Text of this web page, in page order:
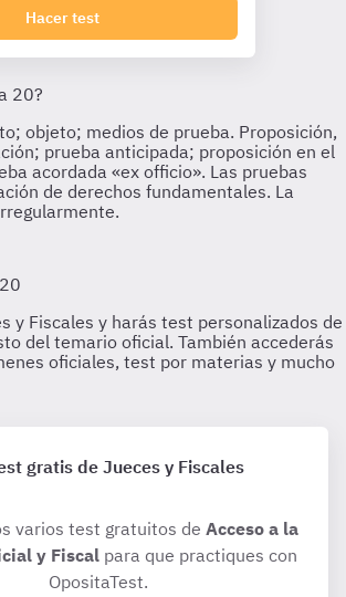
Hacer test
gratis de Jueces y Fiscales
varios test gratuitos de Acceso a la
y Fiscal para que practiques con
OpositaTest.